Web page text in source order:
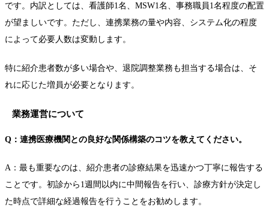
です。内訳としては、看護師1名、MSW1名、事務職員1名程度の配置
が望ましいです。ただし、連携業務の量や内容、システム化の程度
によって必要人数は変動します。
特に紹介患者数が多い場合や、退院調整業務も担当する場合は、そ
れに応じた増員が必要となります。
業務運営について
Q：連携医療機関との良好な関係構築のコツを教えてください。
A：最も重要なのは、紹介患者の診療結果を迅速かつ丁寧に報告する
ことです。初診から1週間以内に中間報告を行い、診療方針が決定し
た時点で詳細な経過報告を行うことをお勧めします。